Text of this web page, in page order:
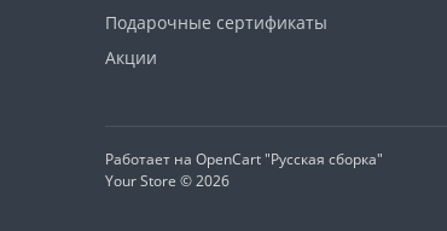
Подарочные сертификаты
Акции
Работает на OpenCart "Русская сборка"
Your Store © 2026